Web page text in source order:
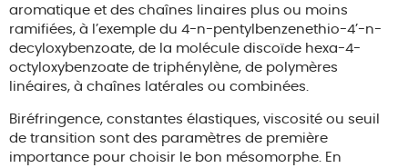
aromatique et des chaînes linaires plus ou moins
ramifiées, à l’exemple du 4-n-pentylbenzenethio-4’-n-
decyloxybenzoate, de la molécule discoïde hexa-4-
octyloxybenzoate de triphénylène, de polymères
linéaires, à chaînes latérales ou combinées.
Biréfringence, constantes élastiques, viscosité ou seuil
de transition sont des paramètres de première
importance pour choisir le bon mésomorphe. En